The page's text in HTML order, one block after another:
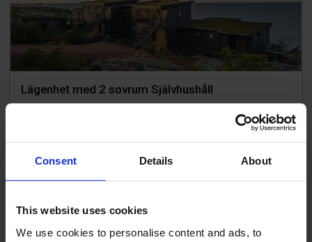
Consent Details About
This website uses cookies
We use cookies to personalise content and ads, to
Lägenhet med 2 sovrum Självhushåll
Lägenhet till självhushåll under perioder då hotell,
reception, restaurang & poolhus håller stängt. ...